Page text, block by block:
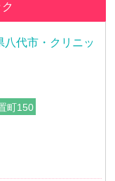
代市・クリニッ
町150